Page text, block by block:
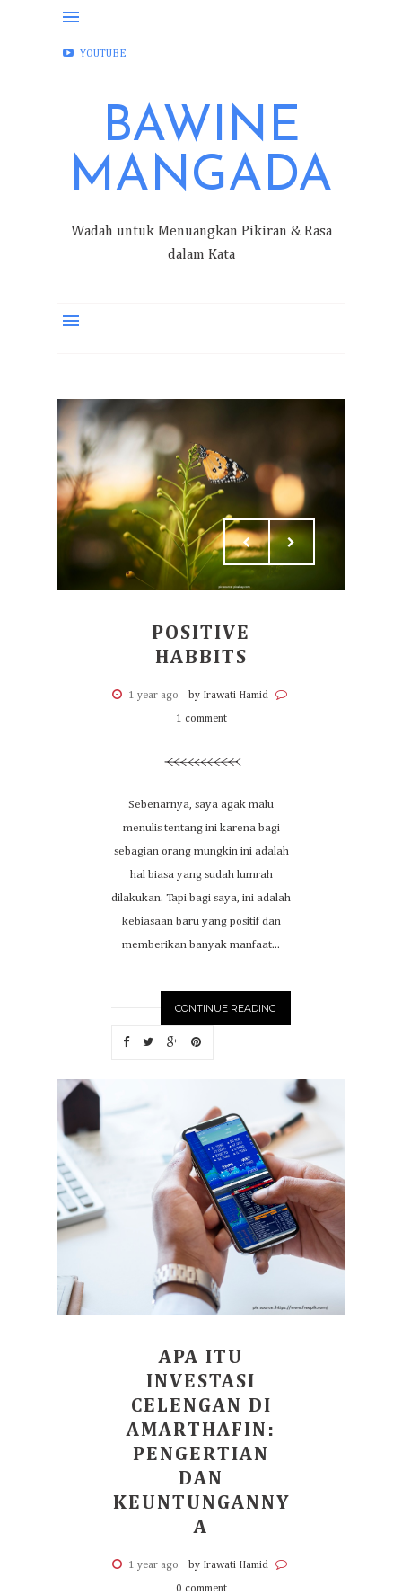
FACEBOOK
YOUTUBE
BAWINE
MANGADA
Wadah untuk Menuangkan Pikiran & Rasa
dalam Kata
POSITIVE
HABBITS
1 year ago by Irawati Hamid
1 comment
Sebenarnya, saya agak malu
menulis tentang ini karena bagi
sebagian orang mungkin ini adalah
hal biasa yang sudah lumrah
dilakukan. Tapi bagi saya, ini adalah
kebiasaan baru yang positif dan
memberikan banyak manfaat...
CONTINUE READING
APA ITU
INVESTASI
CELENGAN DI
AMARTHAFIN:
PENGERTIAN
DAN
KEUNTUNGANNY
A
1 year ago by Irawati Hamid
0 comment